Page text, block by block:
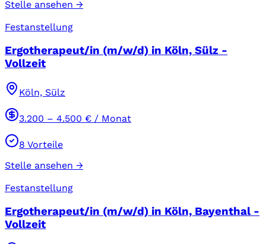
Stelle ansehen →
Festanstellung
Ergotherapeut/in (m/w/d) in Köln, Sülz -
Vollzeit
Köln, Sülz
3.200 – 4.500 € / Monat
8 Vorteile
Stelle ansehen →
Festanstellung
Ergotherapeut/in (m/w/d) in Köln, Bayenthal -
Vollzeit